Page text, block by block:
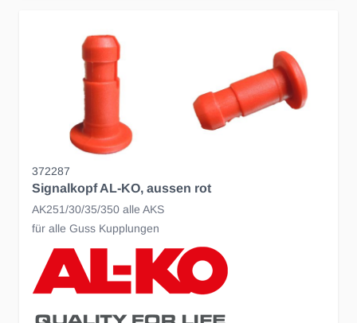
372287
Signalkopf AL-KO, aussen rot
AK251/30/35/350 alle AKS
für alle Guss Kupplungen